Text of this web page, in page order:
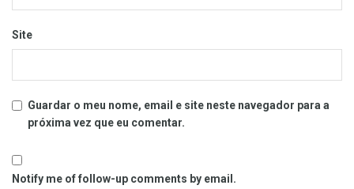
Site
Guardar o meu nome, email e site neste navegador para a
próxima vez que eu comentar.
Notify me of follow-up comments by email.